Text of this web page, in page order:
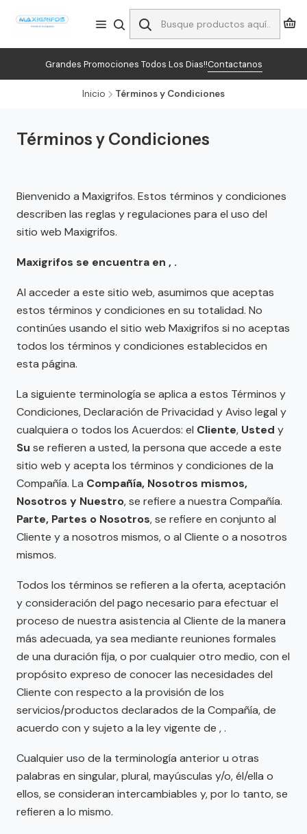
Grandes Promociones Todos Los Dias!!Contactanos
Inicio Términos y Condiciones
Términos y Condiciones
Bienvenido a Maxigrifos. Estos términos y condiciones
describen las reglas y regulaciones para el uso del
sitio web Maxigrifos.
Maxigrifos se encuentra en , .
Al acceder a este sitio web, asumimos que aceptas
estos términos y condiciones en su totalidad. No
continúes usando el sitio web Maxigrifos si no aceptas
todos los términos y condiciones establecidos en
esta página.
La siguiente terminología se aplica a estos Términos y
Condiciones, Declaración de Privacidad y Aviso legal y
cualquiera o todos los Acuerdos: el Cliente, Usted y
Su se refieren a usted, la persona que accede a este
sitio web y acepta los términos y condiciones de la
Compañía. La Compañía, Nosotros mismos,
Nosotros y Nuestro, se refiere a nuestra Compañía.
Parte, Partes o Nosotros, se refiere en conjunto al
Cliente y a nosotros mismos, o al Cliente o a nosotros
mismos.
Todos los términos se refieren a la oferta, aceptación
y consideración del pago necesario para efectuar el
proceso de nuestra asistencia al Cliente de la manera
más adecuada, ya sea mediante reuniones formales
de una duración fija, o por cualquier otro medio, con el
propósito expreso de conocer las necesidades del
Cliente con respecto a la provisión de los
servicios/productos declarados de la Compañía, de
acuerdo con y sujeto a la ley vigente de , .
Cualquier uso de la terminología anterior u otras
palabras en singular, plural, mayúsculas y/o, él/ella o
ellos, se consideran intercambiables y, por lo tanto, se
refieren a lo mismo.